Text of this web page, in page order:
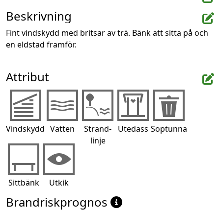
Beskrivning
Fint vindskydd med britsar av trä. Bänk att sitta på och
en eldstad framför.
Attribut
Vindskydd Vatten
Strand-
linje
Utedass Soptunna
Sittbänk Utkik
Brandriskprognos